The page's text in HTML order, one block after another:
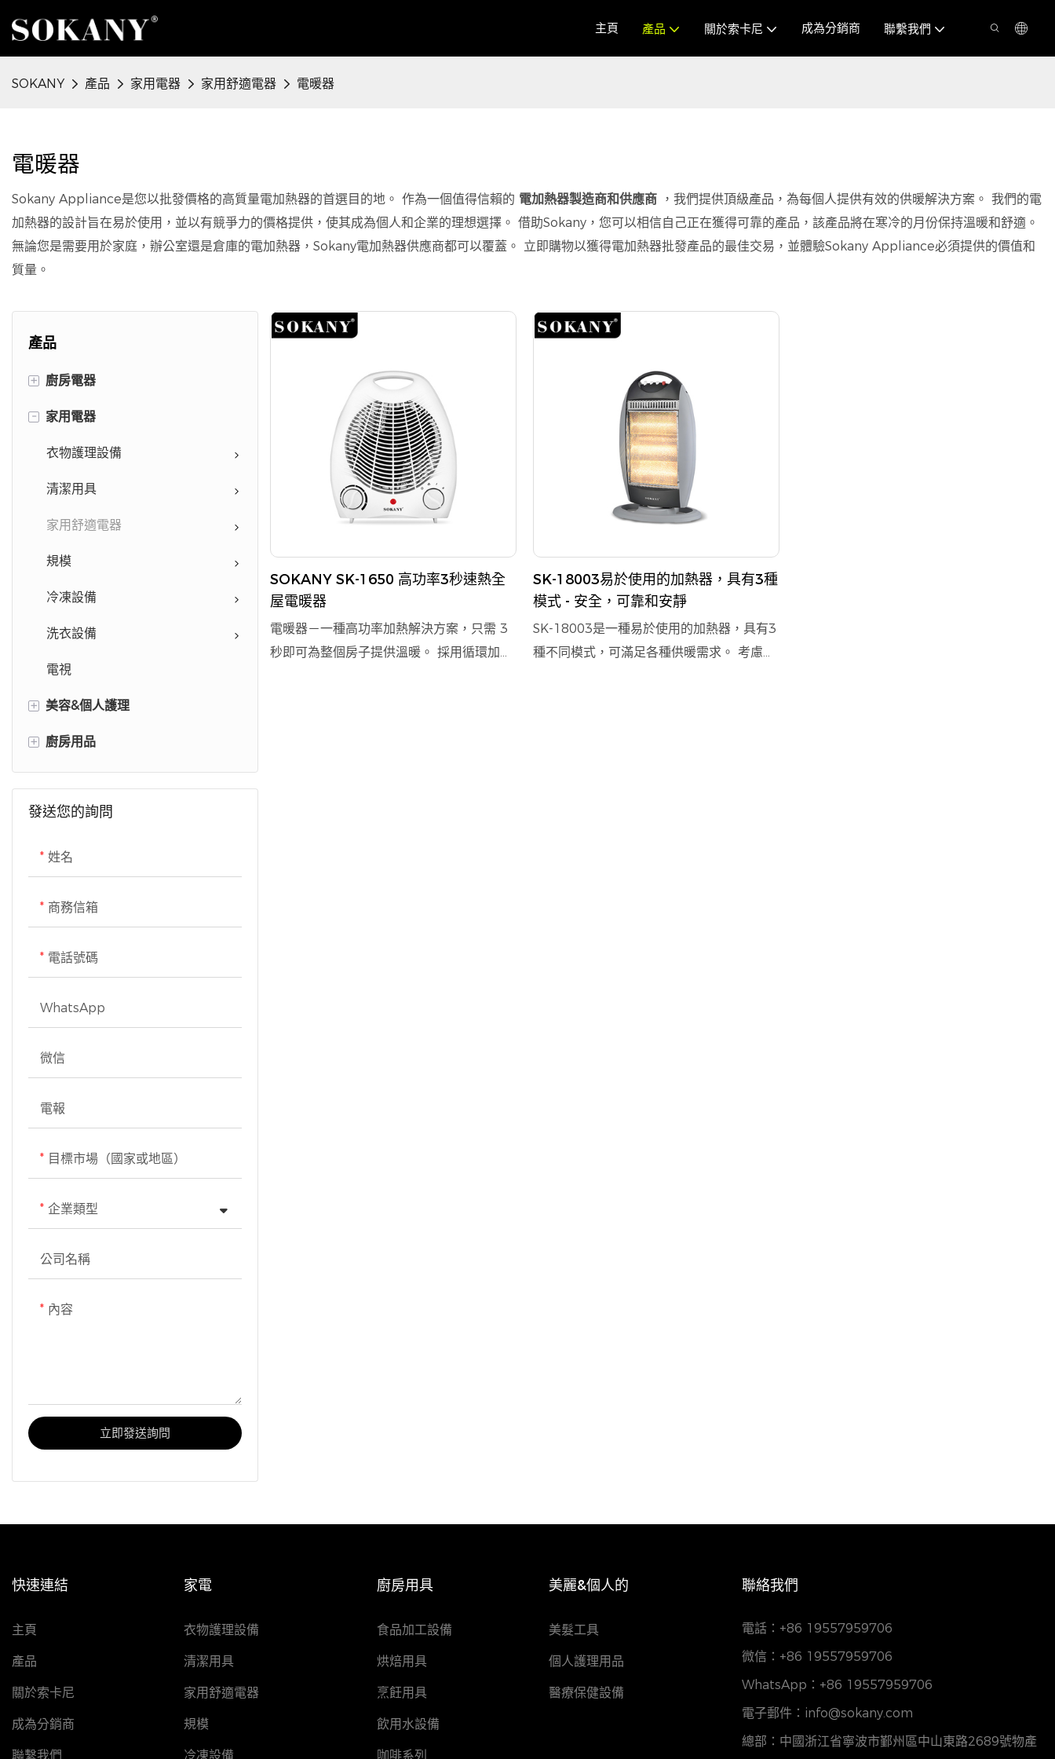
主頁 產品 關於索卡尼 成為分銷商 聯繫我們
SOKANY 產品 家用電器 家用舒適電器 電暖器
電暖器
Sokany Appliance是您以批發價格的高質量電加熱器的首選目的地。 作為一個值得信賴的 電加熱器製造商和供應商 ，我們提供頂級產品，為每個人提供有效的供暖解決方案。 我們的電
加熱器的設計旨在易於使用，並以有競爭力的價格提供，使其成為個人和企業的理想選擇。 借助Sokany，您可以相信自己正在獲得可靠的產品，該產品將在寒冷的月份保持溫暖和舒適。
無論您是需要用於家庭，辦公室還是倉庫的電加熱器，Sokany電加熱器供應商都可以覆蓋。 立即購物以獲得電加熱器批發產品的最佳交易，並體驗Sokany Appliance必須提供的價值和
質量。
產品
+ 廚房電器
食品加工設備
烘焙用具
烹飪用具
飲用水設備
咖啡系列
- 家用電器
衣物護理設備
清潔用具
家用舒適電器
規模
冷凍設備
洗衣設備
電視
+ 美容&個人護理
美髮工具
醫療保健設備
+ 廚房用品
發送您的詢問
姓名
商務信箱
電話號碼
WhatsApp
微信
電報
目標市場（國家或地區）
企業類型
公司名稱
內容
立即發送詢問
SOKANY SK-1650 高功率3秒速熱全
屋電暖器
電暖器－一種高功率加熱解決方案，只需 3
秒即可為整個房子提供溫暖。 採用循環加熱
SK-18003易於使用的加熱器，具有3種
模式 - 安全，可靠和安靜
SK-18003是一種易於使用的加熱器，具有3
種不同模式，可滿足各種供暖需求。 考慮到
快速連結
主頁
產品
關於索卡尼
成為分銷商
聯繫我們
家電
衣物護理設備
清潔用具
家用舒適電器
規模
冷凍設備
廚房用具
食品加工設備
烘焙用具
烹飪用具
飲用水設備
咖啡系列
美麗&個人的
美髮工具
個人護理用品
醫療保健設備
聯絡我們
電話： +86 19557959706
微信：+86 19557959706
WhatsApp：+86 19557959706
電子郵件：info@sokany.com
總部：中國浙江省寧波市鄞州區中山東路2689號物產